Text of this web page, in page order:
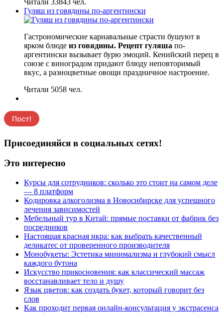
Читали 33843 чел.
Гуляш из говядины по-аргентински
Гастрономические карнавальные страсти бушуют в
ярком блюде из говядины. Рецепт гуляша по-
аргентински вызывает бурю эмоций. Кенийский перец в
союзе с виноградом придают блюду неповторимый
вкус, а разноцветные овощи праздничное настроение.
Читали 5058 чел.
Присоединяйся в социальных сетях!
Это интересно
Курсы для сотрудников: сколько это стоит на самом деле
— 8 платформ
Кодировка алкоголизма в Новосибирске для успешного
лечения зависимостей
Мебельный тур в Китай: прямые поставки от фабрик без
посредников
Настоящая красная икра: как выбрать качественный
деликатес от проверенного производителя
Монобукеты: Эстетика минимализма и глубокий смысл
каждого бутона
Искусство прикосновения: как классический массаж
восстанавливает тело и душу
Язык цветов: как создать букет, который говорит без
слов
Как проходит первая онлайн-консультация у экстрасенса